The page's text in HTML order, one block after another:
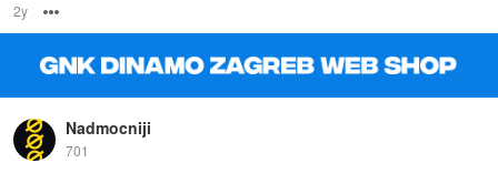
2y
Nadmocniji
701